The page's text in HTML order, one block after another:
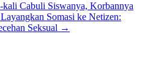
Cabuli Siswanya, Korbannya
Somasi ke Netizen:
Seksual →